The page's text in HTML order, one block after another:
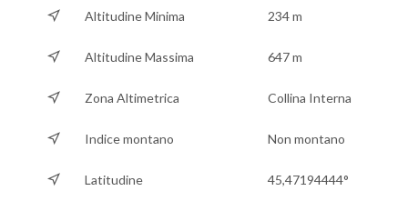
Altitudine Minima 234 m
Altitudine Massima 647 m
Zona Altimetrica Collina Interna
Indice montano Non montano
Latitudine 45,47194444°